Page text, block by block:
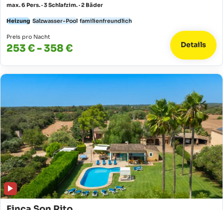
max. 6 Pers. · 3 Schlafzim. · 2 Bäder
Heizung Salzwasser-Pool familienfreundlich
Preis pro Nacht
253 € - 358 € Details